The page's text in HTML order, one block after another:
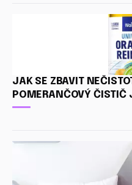
JAK SE ZBAVIT
POMERANČOVÝ ČISTIČ